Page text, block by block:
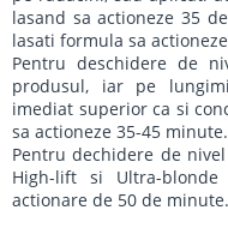
lasand sa actioneze 35
lasati formula sa
Pentru deschidere de
produsul, iar pe
imediat superior ca si
sa actioneze 35-45 minute.
Pentru dechidere de
High-lift si Ultra-
actionare de 50 de minute.